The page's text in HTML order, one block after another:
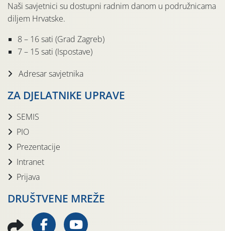
Naši savjetnici su dostupni radnim danom u podružnicama
diljem Hrvatske.
8 – 16 sati (Grad Zagreb)
7 – 15 sati (Ispostave)
Adresar savjetnika
ZA DJELATNIKE UPRAVE
SEMIS
PIO
Prezentacije
Intranet
Prijava
DRUŠTVENE MREŽE